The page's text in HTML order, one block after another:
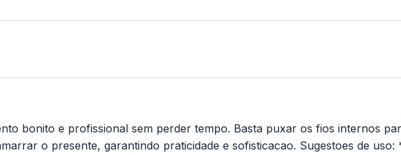
bonito e profissional sem perder tempo. Basta puxar os fios internos
o presente, garantindo praticidade e sofisticacao. Sugestoes de uso: